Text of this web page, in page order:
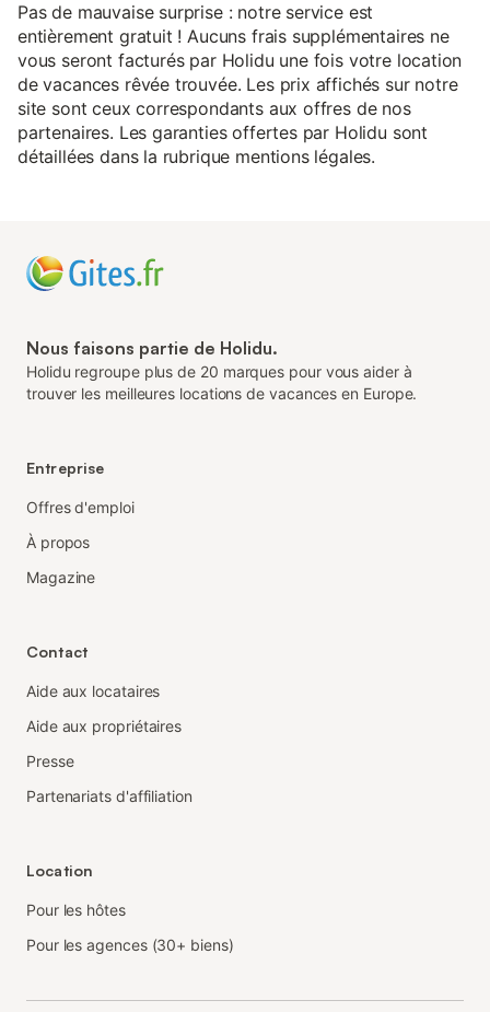
Pas de mauvaise surprise : notre service est
entièrement gratuit ! Aucuns frais supplémentaires ne
vous seront facturés par Holidu une fois votre location
de vacances rêvée trouvée. Les prix affichés sur notre
site sont ceux correspondants aux offres de nos
partenaires. Les garanties offertes par Holidu sont
détaillées dans la rubrique mentions légales.
Nous faisons partie de Holidu.
Holidu regroupe plus de 20 marques pour vous aider à
trouver les meilleures locations de vacances en Europe.
Entreprise
Offres d'emploi
À propos
Magazine
Contact
Aide aux locataires
Aide aux propriétaires
Presse
Partenariats d'affiliation
Location
Pour les hôtes
Pour les agences (30+ biens)